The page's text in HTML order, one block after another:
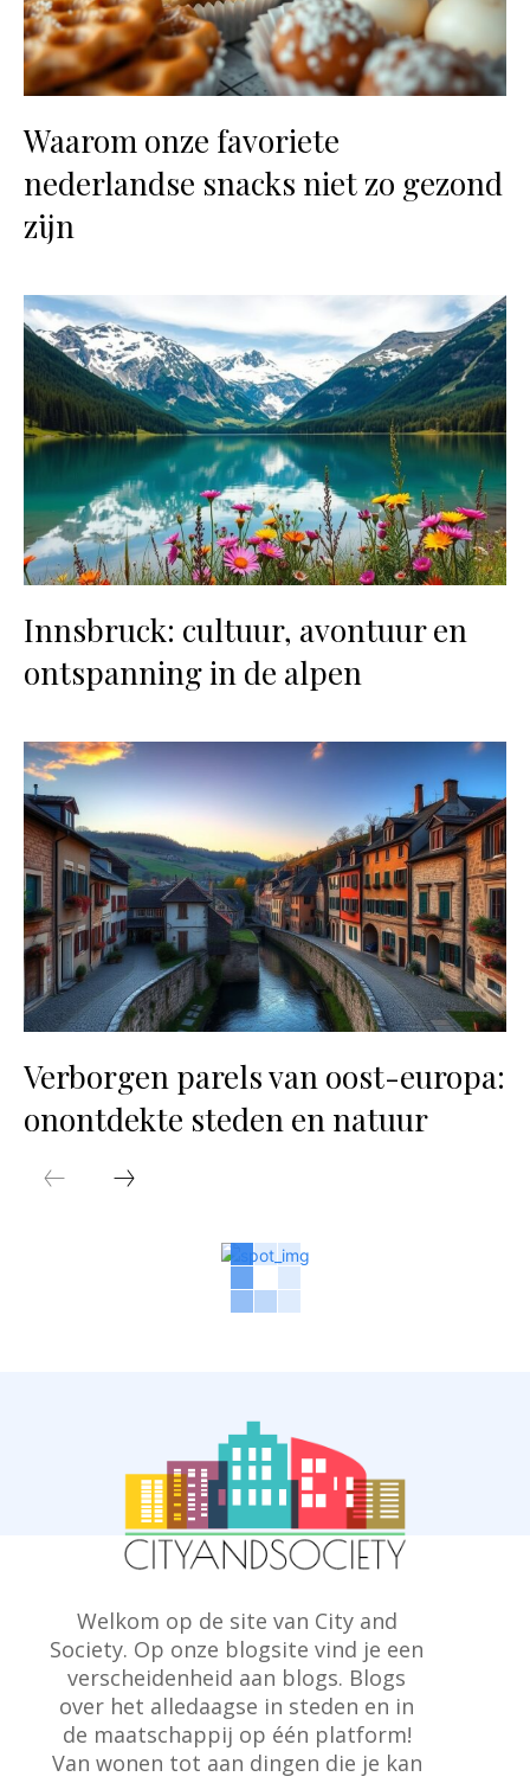
Waarom onze favoriete
nederlandse snacks niet zo gezond
zijn
Innsbruck: cultuur, avontuur en
ontspanning in de alpen
Verborgen parels van oost-europa:
onontdekte steden en natuur